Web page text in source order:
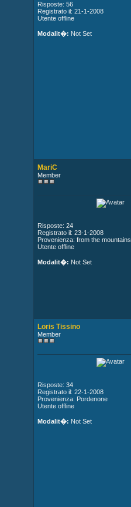
Risposte: 56
Registrato il: 21-1-2008
Utente offline
Modalit�: Not Set
MariC
Member
Risposte: 24
Registrato il: 23-1-2008
Provenienza: from the mountains
Utente offline
Modalit�: Not Set
Loris Tissino
Member
Risposte: 34
Registrato il: 22-1-2008
Provenienza: Pordenone
Utente offline
Modalit�: Not Set